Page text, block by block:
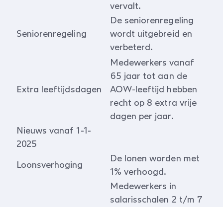
vervalt.
Seniorenregeling
De seniorenregeling
wordt uitgebreid en
verbeterd.
Extra leeftijdsdagen
Medewerkers vanaf
65 jaar tot aan de
AOW-leeftijd hebben
recht op 8 extra vrije
dagen per jaar.
Nieuws vanaf 1-1-
2025
Loonsverhoging
De lonen worden met
1% verhoogd.
Medewerkers in
salarisschalen 2 t/m 7